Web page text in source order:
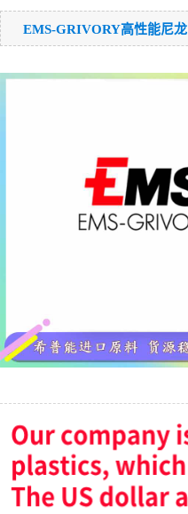
EMS-GRIVORY高性能尼龙